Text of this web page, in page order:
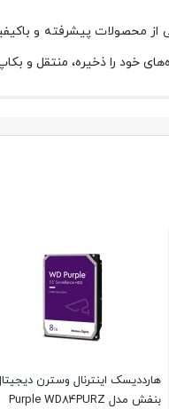
محصولات پیشرفته و
خود را ذخیره، منتقل و
هارددیسک اینترنال وسترن
بنفش مدل Purple WD84PURZ